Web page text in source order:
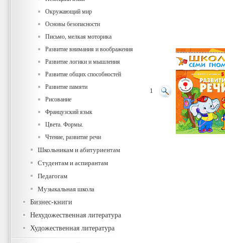
Окружающий мир
Основы безопасности
Письмо, мелкая моторика
Развитие внимания и воображения
Развитие логики и мышления
Развитие общих способностей
Развитие памяти
Рисование
Французский язык
Цвета. Формы.
Чтение, развитие речи
Школьникам и абитуриентам
Студентам и аспирантам
Педагогам
Музыкальная школа
Бизнес-книги
Нехудожественная литература
Художественная литература
1